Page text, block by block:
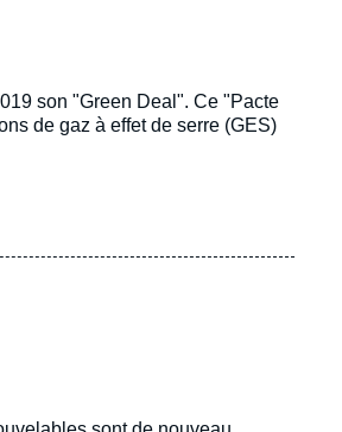
son "Green Deal". Ce "Pacte
de gaz à effet de serre (GES)